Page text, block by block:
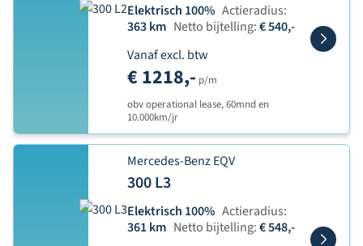
Elektrisch 100% Actieradius:
363 km Netto bijtelling:€ 540,-
Vanaf excl. btw
€ 1218,- p/m
obv operational lease, 60mnd en
10.000km/jr
Mercedes-Benz EQV
300 L3
Elektrisch 100% Actieradius:
361 km Netto bijtelling:€ 548,-